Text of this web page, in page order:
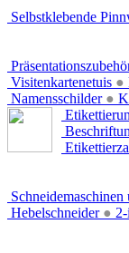
Selbstklebende
Visitenkartenetuis ●
Namensschilder ●
Hebelschneider ●